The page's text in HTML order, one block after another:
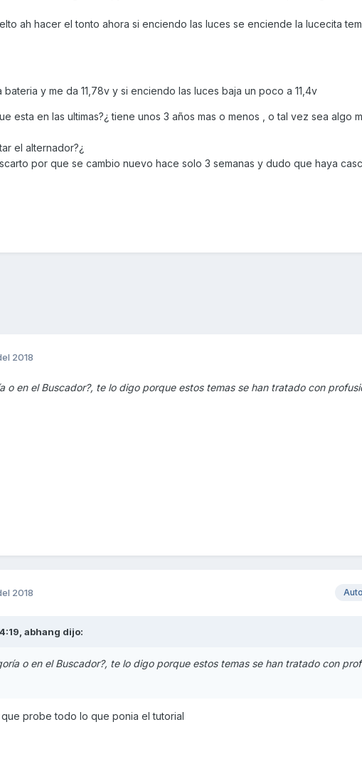
ah hacer el tonto ahora si enciendo las luces se enciende la lucecita
y me da 11,78v y si enciendo las luces baja un poco a 11,4v
esta en las ultimas?¿ tiene unos 3 años mas o menos , o tal vez sea algo
el alternador?¿
por que se cambio nuevo hace solo 3 semanas y dudo que haya
2018
o en el Buscador?, te lo digo porque estos temas se han tratado con
2018
abhang dijo:
o en el Buscador?, te lo digo porque estos temas se han tratado con
probe todo lo que ponia el tutorial